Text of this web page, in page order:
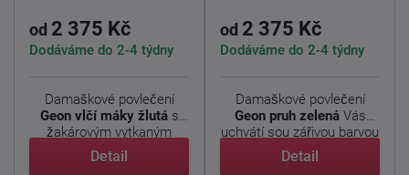
od 2 375 Kč
Dodáváme do 2-4 týdny
Damaškové povlečení
Geon vlčí máky žlutá s
žakárovým vytkaným
vzorem ...
Detail
od 2 375 Kč
Dodáváme do 2-4 týdny
Damaškové povlečení
Geon pruh zelená Vás
uchvátí sou zářivou barvou
a ...
Detail